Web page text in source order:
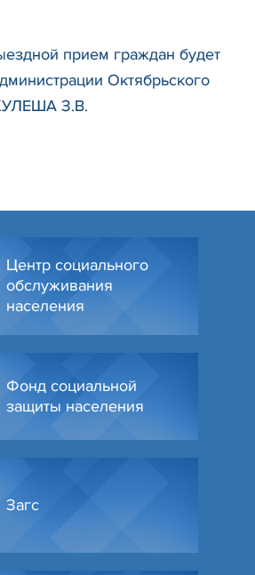
прием граждан будет
Октябрьского
З.В.
Центр социального
обслуживания
населения
Фонд социальной
защиты населения
Загс